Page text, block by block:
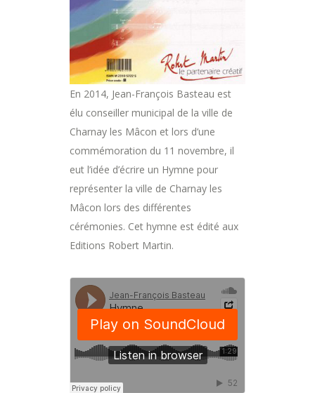
En 2014, Jean-François Basteau est
élu conseiller municipal de la ville de
Charnay les Mâcon et lors d’une
commémoration du 11 novembre, il
eut l’idée d’écrire un Hymne pour
représenter la ville de Charnay les
Mâcon lors des différentes
cérémonies. Cet hymne est édité aux
Editions Robert Martin.